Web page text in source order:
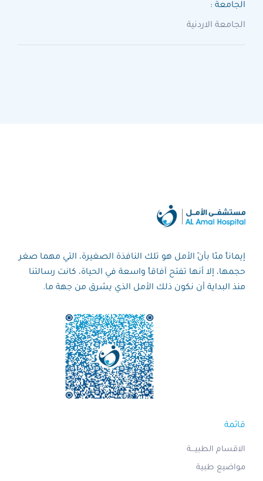
الجامعة :
الجامعة الاردنية
إيماناً منّا بأنّ الأمل هو تلك النافذة الصغيرة، التي مهما صغر
حجمها، إلا أنها تفتح آفاقاً واسعة في الحياة، كانت رسالتنا
منذ البداية أن نكون ذلك الأمل الذي يشرق من جهة ما.
قائمة
الاقسام الطبيـــة
مواضيع طبية